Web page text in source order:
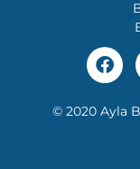
© 2020 Ayla